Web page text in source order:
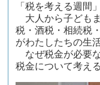
「税を考える週間
大人から子ども
税・酒税・相続税
がわたしたちの生
なぜ税金が必要
税金について